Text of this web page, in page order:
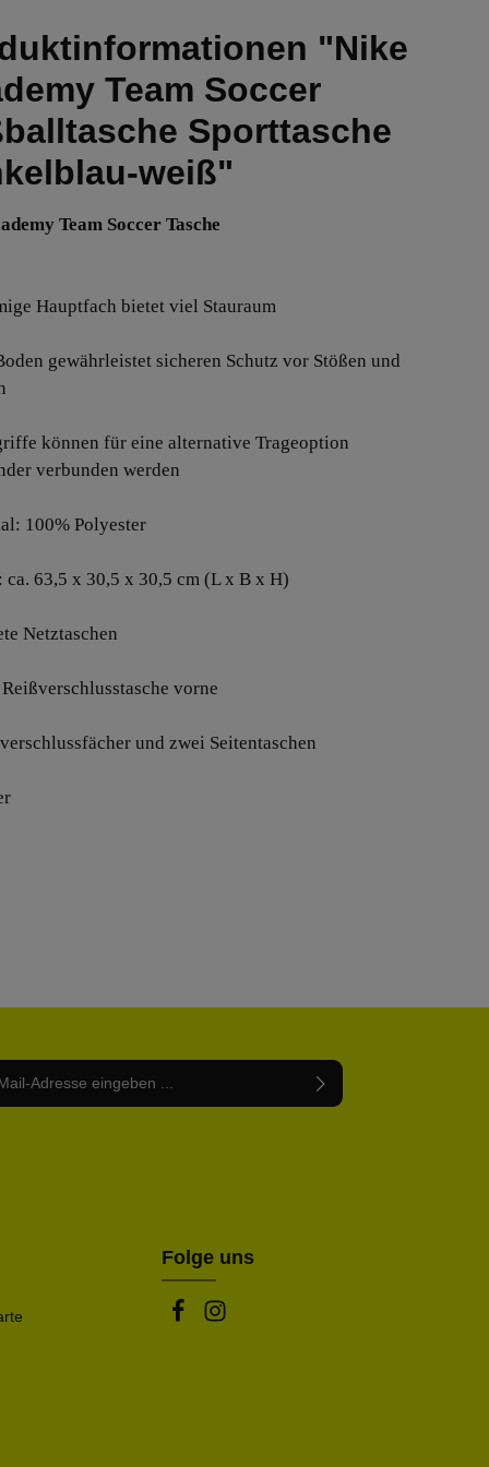
"Nike
Team Soccer
Sporttasche
weiß"
Team Soccer Tasche
Hauptfach bietet viel Stauraum
gewährleistet sicheren Schutz vor Stößen und
können für eine alternative Trageoption
verbunden werden
100% Polyester
ca. 63,5 x 30,5 x 30,5 cm (L x B x H)
Netztaschen
vorne
und zwei Seitentaschen
Folge uns